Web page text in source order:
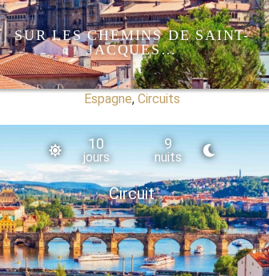
SUR LES CHEMINS DE SAINT-
JACQUES…
Espagne, Circuits
Circuit
10
jours
9
nuits